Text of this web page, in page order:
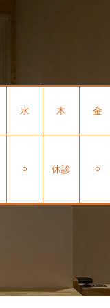
水 木 金
⚪︎ 休診 ⚪︎